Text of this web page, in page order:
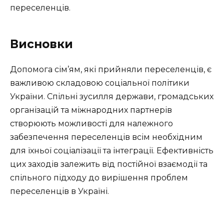
переселенців.
Висновки
Допомога сім’ям, які прийняли переселенців, є
важливою складовою соціальної політики
України. Спільні зусилля держави, громадських
організацій та міжнародних партнерів
створюють можливості для належного
забезпечення переселенців всім необхідним
для їхньої соціалізації та інтеграції. Ефективність
цих заходів залежить від постійної взаємодії та
спільного підходу до вирішення проблем
переселенців в Україні.